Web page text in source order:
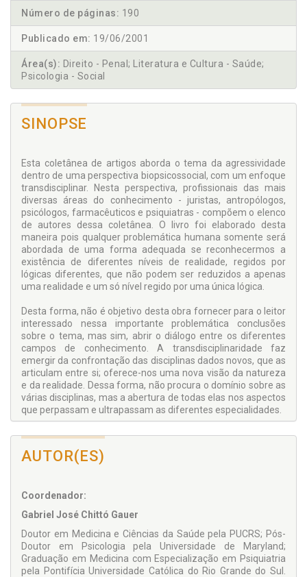
Número de páginas: 190
Publicado em: 19/06/2001
Área(s): Direito - Penal; Literatura e Cultura - Saúde;
Psicologia - Social
SINOPSE
Esta coletânea de artigos aborda o tema da agressividade
dentro de uma perspectiva biopsicossocial, com um enfoque
transdisciplinar. Nesta perspectiva, profissionais das mais
diversas áreas do conhecimento - juristas, antropólogos,
psicólogos, farmacêuticos e psiquiatras - compõem o elenco
de autores dessa coletânea. O livro foi elaborado desta
maneira pois qualquer problemática humana somente será
abordada de uma forma adequada se reconhecermos a
existência de diferentes níveis de realidade, regidos por
lógicas diferentes, que não podem ser reduzidos a apenas
uma realidade e um só nível regido por uma única lógica.
Desta forma, não é objetivo desta obra fornecer para o leitor
interessado nessa importante problemática conclusões
sobre o tema, mas sim, abrir o diálogo entre os diferentes
campos de conhecimento. A transdisciplinaridade faz
emergir da confrontação das disciplinas dados novos, que as
articulam entre si; oferece-nos uma nova visão da natureza
e da realidade. Dessa forma, não procura o domínio sobre as
várias disciplinas, mas a abertura de todas elas nos aspectos
que perpassam e ultrapassam as diferentes especialidades.
AUTOR(ES)
Coordenador:
Gabriel José Chittó Gauer
Doutor em Medicina e Ciências da Saúde pela PUCRS; Pós-
Doutor em Psicologia pela Universidade de Maryland;
Graduação em Medicina com Especialização em Psiquiatria
pela Pontifícia Universidade Católica do Rio Grande do Sul.